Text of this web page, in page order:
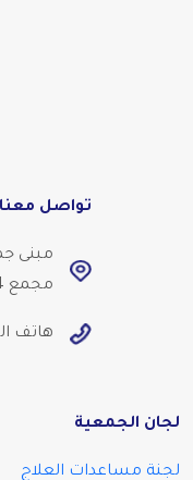
تواصل معنا
مبنى
مجمع 924 طريق 2423 مبنى 1071
هاتف
لجان الجمعية
لجنة مساعدات العلاج